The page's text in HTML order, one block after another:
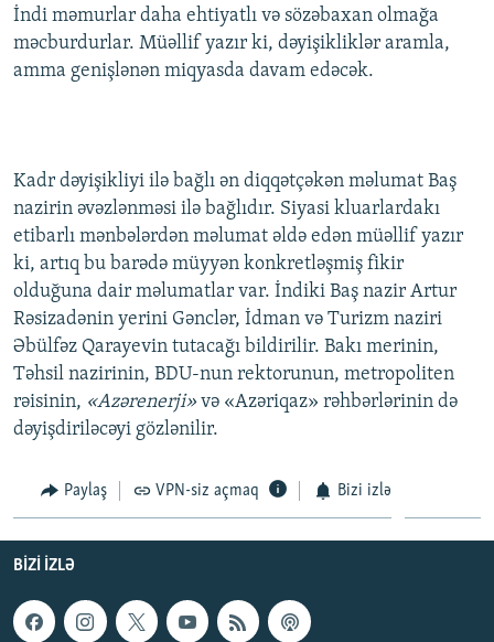
İndi məmurlar daha ehtiyatlı və sözəbaxan olmağa
məcburdurlar. Müəllif yazır ki, dəyişikliklər aramla,
amma genişlənən miqyasda davam edəcək.
Kadr dəyişikliyi ilə bağlı ən diqqətçəkən məlumat Baş
nazirin əvəzlənməsi ilə bağlıdır. Siyasi kluarlardakı
etibarlı mənbələrdən məlumat əldə edən müəllif yazır
ki, artıq bu barədə müyyən konkretləşmiş fikir
olduğuna dair məlumatlar var. İndiki Baş nazir Artur
Rəsizadənin yerini Gənclər, İdman və Turizm naziri
Əbülfəz Qarayevin tutacağı bildirilir. Bakı merinin,
Təhsil nazirinin, BDU-nun rektorunun, metropoliten
rəisinin, «Azərenerji» və «Azəriqaz» rəhbərlərinin də
dəyişdiriləcəyi gözlənilir.
Paylaş VPN-siz açmaq Bizi izlə
BIZI IZLƏ